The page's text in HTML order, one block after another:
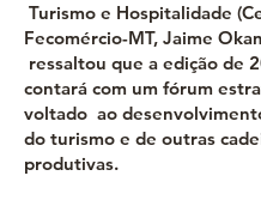
Turismo e Hospitalidade
Fecomércio-MT, Jaime
ressaltou que a edição de
contará com um fórum
voltado ao
do turismo e de outras
produtivas.